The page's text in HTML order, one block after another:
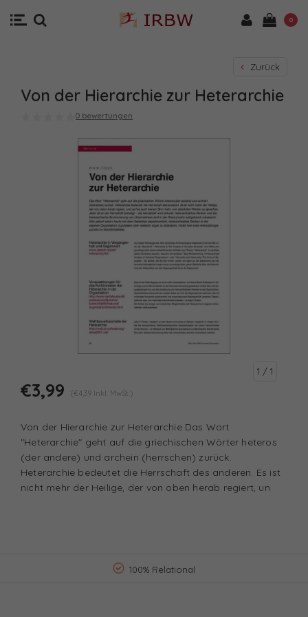
0
Zurück
Von der Hierarchie zur Heterarchie
0 bewertungen
1 / 1
€3,99 (€4,39 Inkl. MwSt.)
Von der Hierarchie zur Heterarchie Das Wort
"Heterarchie" geht auf die griechischen Wörter heteros
(der andere) und archein (herrschen) zurück.
Heterarchie bedeutet die Herrschaft des anderen. Es ist
nicht mehr der Heilige, der von oben herab regiert, un
100% Relational